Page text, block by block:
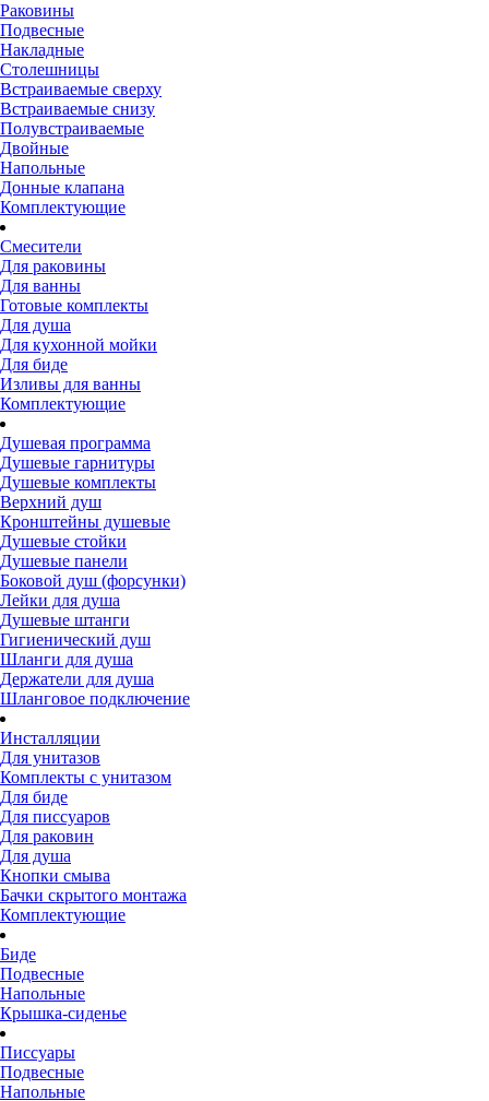
Раковины
Подвесные
Накладные
Столешницы
Встраиваемые сверху
Встраиваемые снизу
Полувстраиваемые
Двойные
Напольные
Донные клапана
Комплектующие
Смесители
Для раковины
Для ванны
Готовые комплекты
Для душа
Для кухонной мойки
Для биде
Изливы для ванны
Комплектующие
Душевая программа
Душевые гарнитуры
Душевые комплекты
Верхний душ
Кронштейны душевые
Душевые стойки
Душевые панели
Боковой душ (форсунки)
Лейки для душа
Душевые штанги
Гигиенический душ
Шланги для душа
Держатели для душа
Шланговое подключение
Инсталляции
Для унитазов
Комплекты с унитазом
Для биде
Для писсуаров
Для раковин
Для душа
Кнопки смыва
Бачки скрытого монтажа
Комплектующие
Биде
Подвесные
Напольные
Крышка-сиденье
Писсуары
Подвесные
Напольные